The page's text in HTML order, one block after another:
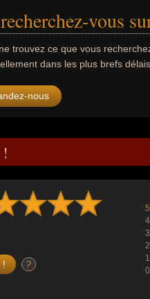
vous
trouvez ce que vous
dans les plus brefs délais.
nous
?